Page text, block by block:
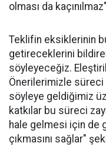
olması da
Teklifin eksiklerinin
getireceklerini
söyleyeceğiz.
Önerilerimizle süreci
söyleye geldiğimiz
katkılar bu süreci
hale gelmesi için de
çıkmasını sağlar"